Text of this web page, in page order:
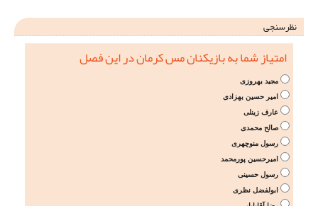
نظرسنجی
امتیاز شما به بازیکنان مس کرمان در این فصل
مجید بهروزی
امیر حسین بهزادی
عارف زینلی
صالح محمدی
رسول منوچهری
امیرحسین پورمحمد
رسول حسینی
ابولفضل نظری